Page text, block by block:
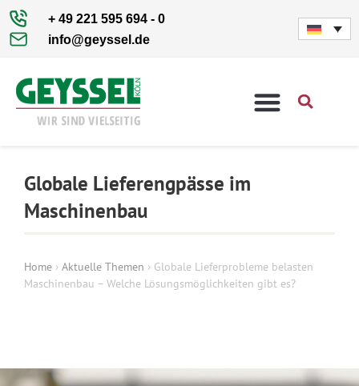
+ 49 221 595 694 - 0
info@geyssel.de
Globale Lieferengpässe im
Maschinenbau
Home › Aktuelle Themen › Globale Lieferprobleme belasten
Maschinenbau – Welche Lösungsmöglichkeiten gibt es?